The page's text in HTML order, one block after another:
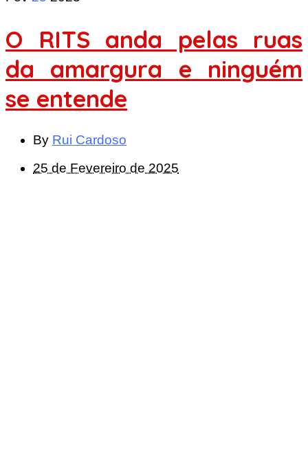
O RITS anda pelas ruas
da amargura e ninguém
se entende
By Rui Cardoso
25 de Fevereiro de 2025